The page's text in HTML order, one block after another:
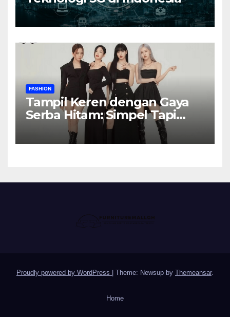
FASHION
Tampil Keren dengan Gaya
Serba Hitam: Simpel Tapi
Proudly powered by WordPress | Theme: Newsup by Themeansar.
Home